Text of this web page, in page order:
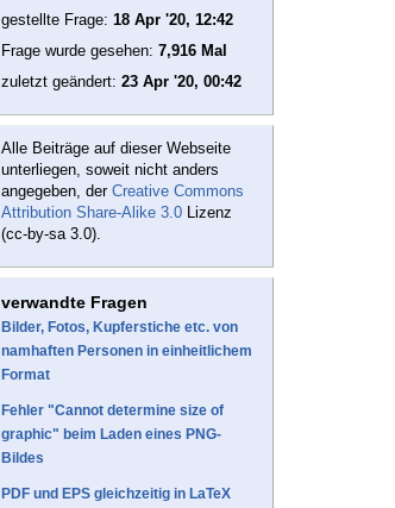
gestellte Frage: 18 Apr '20, 12:42
Frage wurde gesehen: 7,916 Mal
zuletzt geändert: 23 Apr '20, 00:42
Alle Beiträge auf dieser Webseite
unterliegen, soweit nicht anders
angegeben, der Creative Commons
Attribution Share-Alike 3.0 Lizenz
(cc-by-sa 3.0).
verwandte Fragen
Bilder, Fotos, Kupferstiche etc. von
namhaften Personen in einheitlichem
Format
Fehler "Cannot determine size of
graphic" beim Laden eines PNG-
Bildes
PDF und EPS gleichzeitig in LaTeX